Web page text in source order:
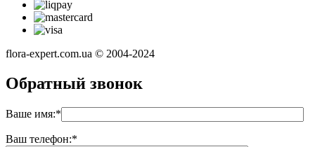
flora-expert.com.ua © 2004-2024
Обратный звонок
Ваше имя:*
Ваш телефон:*